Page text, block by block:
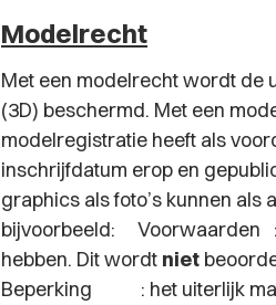
Modelrecht
Met een modelrecht wordt de
(3D) beschermd. Met een
modelregistratie heeft als
inschrijfdatum erop en
graphics als foto’s kunnen
bijvoorbeeld: Voorwaarden :
hebben. Dit wordt niet
Beperking : het uiterlijk mag